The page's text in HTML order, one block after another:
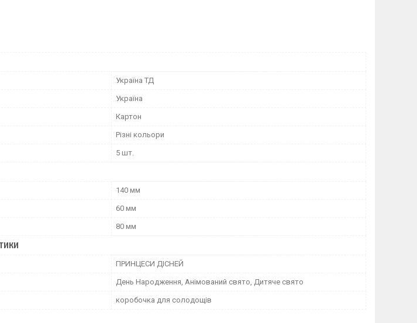
Україна ТД
Україна
Картон
Різні кольори
5 шт.
140 мм
60 мм
80 мм
ПРИНЦЕСИ ДІСНЕЙ
День Народження, Анімований свято, Дитяче свято
коробочка для солодощів